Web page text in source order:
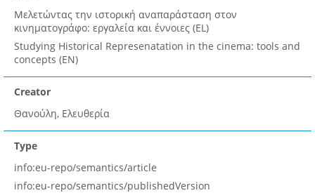
Μελετώντας την ιστορική αναπαράσταση στον
κινηματογράφο: εργαλεία και έννοιες (EL)
Studying Historical Represenatation in the cinema: tools and
concepts (EN)
Creator
Θανούλη, Ελευθερία
Type
info:eu-repo/semantics/article
info:eu-repo/semantics/publishedVersion